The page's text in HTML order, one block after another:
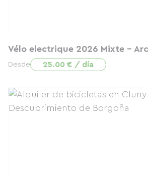
Vélo electrique 2026 Mixte -
Desde 25.00 € / día